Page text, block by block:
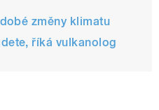
změny klimatu
říká vulkanolog